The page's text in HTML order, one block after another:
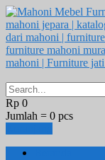
Rp 0
Jumlah = 0 pcs